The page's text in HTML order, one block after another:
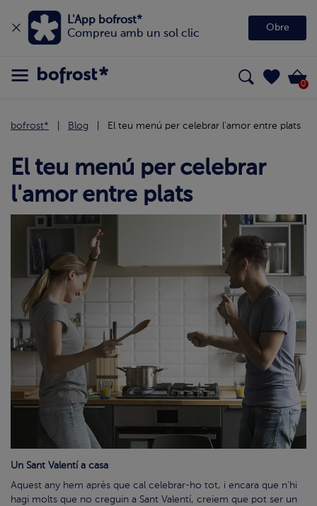
L'App bofrost*
Compreu amb un sol clic
Obre
0
bofrost* Blog El teu menú per celebrar l'amor entre plats
El teu menú per celebrar
l'amor entre plats
Un Sant Valentí a casa
Aquest any hem après que cal celebrar-ho tot, i encara que n'hi
hagi molts que no creguin a Sant Valentí, creiem que pot ser un